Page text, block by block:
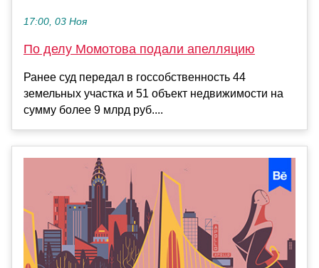
17:00, 03 Ноя
По делу Момотова подали апелляцию
Ранее суд передал в госсобственность 44
земельных участка и 51 объект недвижимости на
сумму более 9 млрд руб....